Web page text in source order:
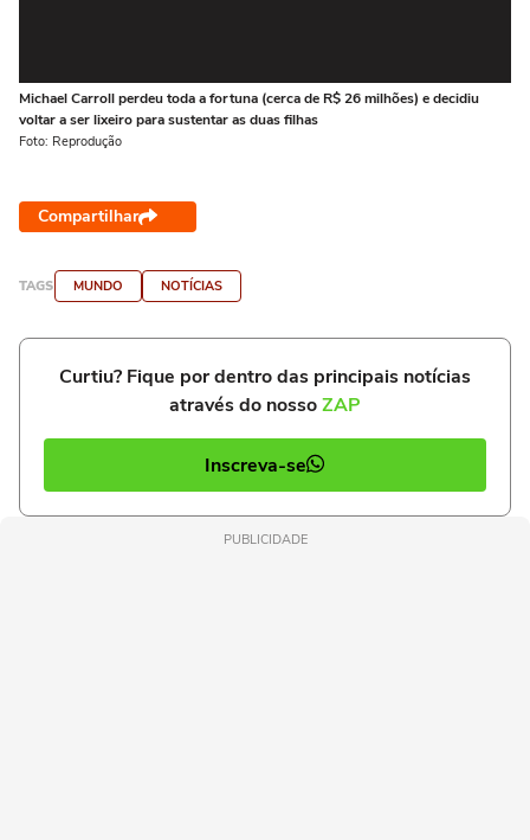
Michael Carroll perdeu toda a fortuna (cerca de R$ 26 milhões) e decidiu
voltar a ser lixeiro para sustentar as duas filhas
Foto: Reprodução
Compartilhar
TAGS MUNDO NOTÍCIAS
Curtiu? Fique por dentro das principais notícias
através do nossoZAP
Inscreva-se
PUBLICIDADE